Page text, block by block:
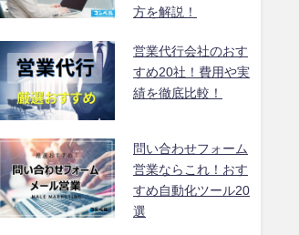
方を解説！
営業代行会社のおす
すめ20社！費用や実
績を徹底比較！
問い合わせフォーム
営業ならこれ！おす
すめ自動化ツール20
選